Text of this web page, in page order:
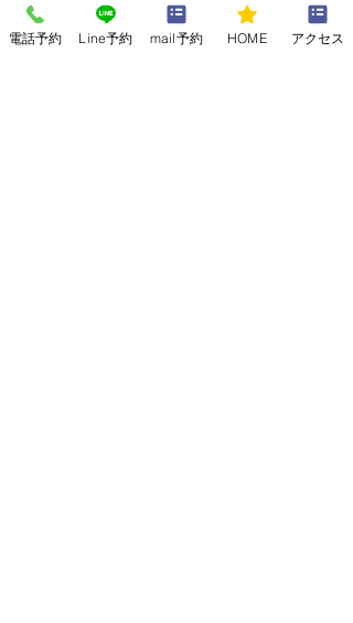
が、夜間のズキズキする痛みや安静時
電話予約 Line予約 mail予約 HOME アクセス